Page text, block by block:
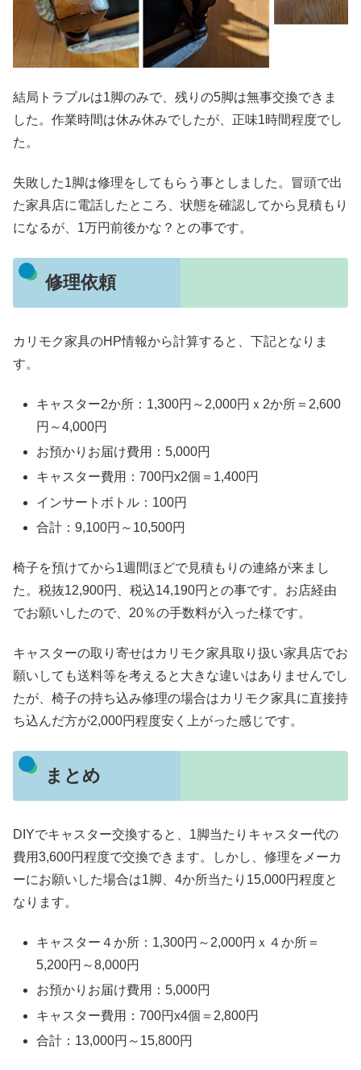
結局トラブルは1脚のみで、残りの5脚は無事交換できま
した。作業時間は休み休みでしたが、正味1時間程度でし
た。
失敗した1脚は修理をしてもらう事としました。冒頭で出
た家具店に電話したところ、状態を確認してから見積もり
になるが、1万円前後かな？との事です。
修理依頼
カリモク家具のHP情報から計算すると、下記となりま
す。
キャスター2か所：1,300円～2,000円ｘ2か所＝2,600
円～4,000円
お預かりお届け費用：5,000円
キャスター費用：700円x2個＝1,400円
インサートボトル：100円
合計：9,100円～10,500円
椅子を預けてから1週間ほどで見積もりの連絡が来まし
た。税抜12,900円、税込14,190円との事です。お店経由
でお願いしたので、20％の手数料が入った様です。
キャスターの取り寄せはカリモク家具取り扱い家具店でお
願いしても送料等を考えると大きな違いはありませんでし
たが、椅子の持ち込み修理の場合はカリモク家具に直接持
ち込んだ方が2,000円程度安く上がった感じです。
まとめ
DIYでキャスター交換すると、1脚当たりキャスター代の
費用3,600円程度で交換できます。しかし、修理をメーカ
ーにお願いした場合は1脚、4か所当たり15,000円程度と
なります。
キャスター４か所：1,300円～2,000円ｘ４か所＝
5,200円～8,000円
お預かりお届け費用：5,000円
キャスター費用：700円x4個＝2,800円
合計：13,000円～15,800円